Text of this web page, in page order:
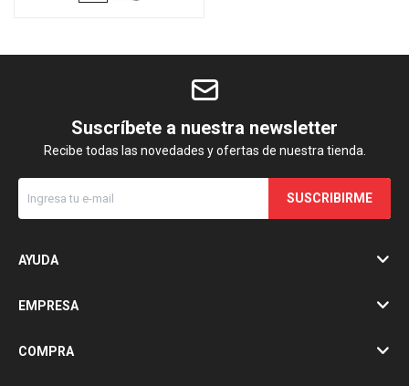
Suscríbete a nuestra newsletter
Recibe todas las novedades y ofertas de nuestra tienda.
SUSCRIBIRME
AYUDA
EMPRESA
COMPRA